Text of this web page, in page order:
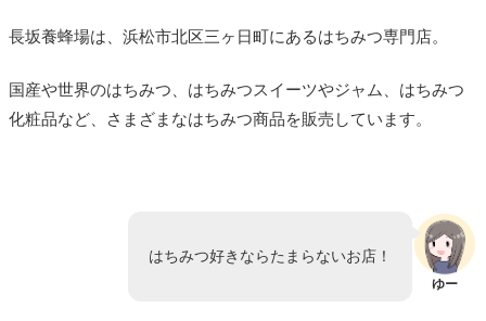
長坂養蜂場は、浜松市北区三ヶ日町にあるはちみつ専門店。
国産や世界のはちみつ、はちみつスイーツやジャム、はちみつ
化粧品など、さまざまなはちみつ商品を販売しています。
ゆー
はちみつ好きならたまらないお店！